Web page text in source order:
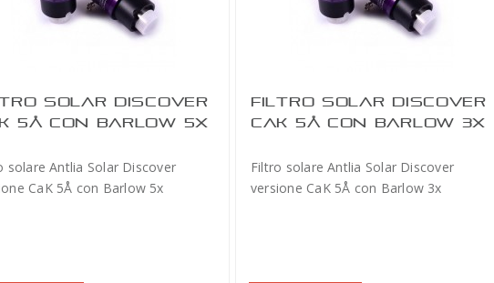
SOLAR DISCOVER
5Å CON BARLOW 5X
solare Antlia Solar Discover
CaK 5Å con Barlow 5x
FILTRO SOLAR DISCOVER
CAK 5Å CON BARLOW 3X
Filtro solare Antlia Solar Discover
versione CaK 5Å con Barlow 3x